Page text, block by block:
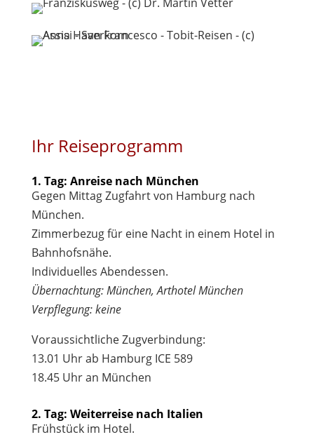
Ihr Reiseprogramm
1. Tag: Anreise nach München
Gegen Mittag Zugfahrt von Hamburg nach
München.
Zimmerbezug für eine Nacht in einem Hotel in
Bahnhofsnähe.
Individuelles Abendessen.
Übernachtung: München, Arthotel München
Verpflegung: keine
Voraussichtliche Zugverbindung:
13.01 Uhr ab Hamburg ICE 589
18.45 Uhr an München
2. Tag: Weiterreise nach Italien
Frühstück im Hotel.